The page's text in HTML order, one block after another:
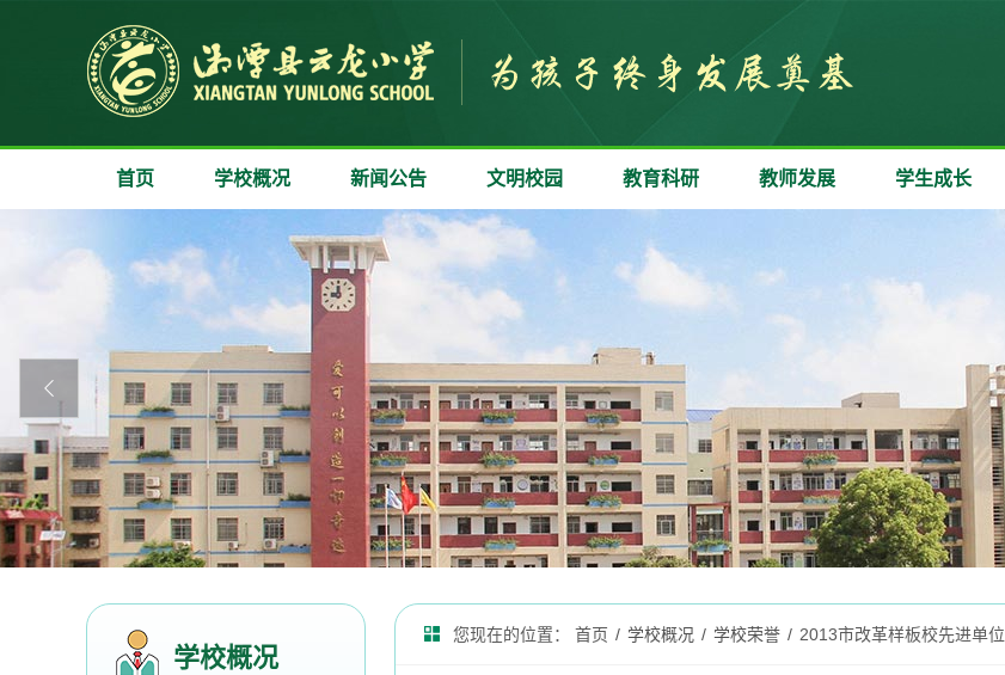
首页 学校概况 新闻公告 文明校园 教育科研 教师发展 学生成长

学校概况
您现在的位置： 首页 / 学校概况 / 学校荣誉 / 2013市改革样板校先进单位